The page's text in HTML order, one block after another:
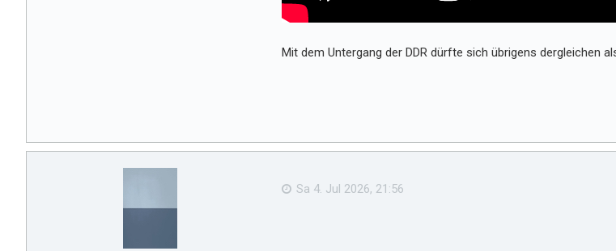
Mit dem Untergang der DDR dürfte sich übrigens dergleichen
Sa 4. Jul 2026, 21:56